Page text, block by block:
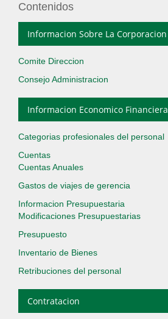
Contenidos
Informacion Sobre La Corporacion
Comite Direccion
Consejo Administracion
Informacion Economico Financiera
Categorias profesionales del personal
Cuentas
Cuentas Anuales
Gastos de viajes de gerencia
Informacion Presupuestaria
Modificaciones Presupuestarias
Presupuesto
Inventario de Bienes
Retribuciones del personal
Contratacion